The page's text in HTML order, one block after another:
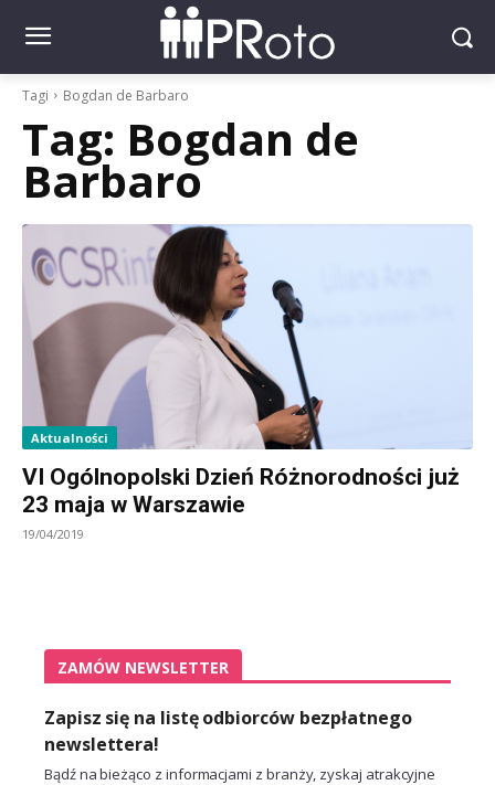
Tagi Bogdan de Barbaro
Tag: Bogdan de
Barbaro
Aktualności
VI Ogólnopolski Dzień Różnorodności już
23 maja w Warszawie
19/04/2019
ZAMÓW NEWSLETTER
Zapisz się na listę odbiorców bezpłatnego
newslettera!
Bądź na bieżąco z informacjami z branży, zyskaj atrakcyjne